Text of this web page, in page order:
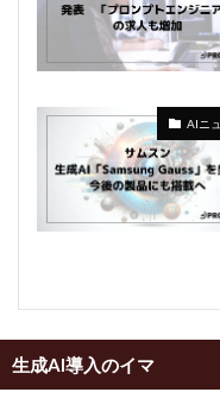
AIニ
生成AI導入のイマ